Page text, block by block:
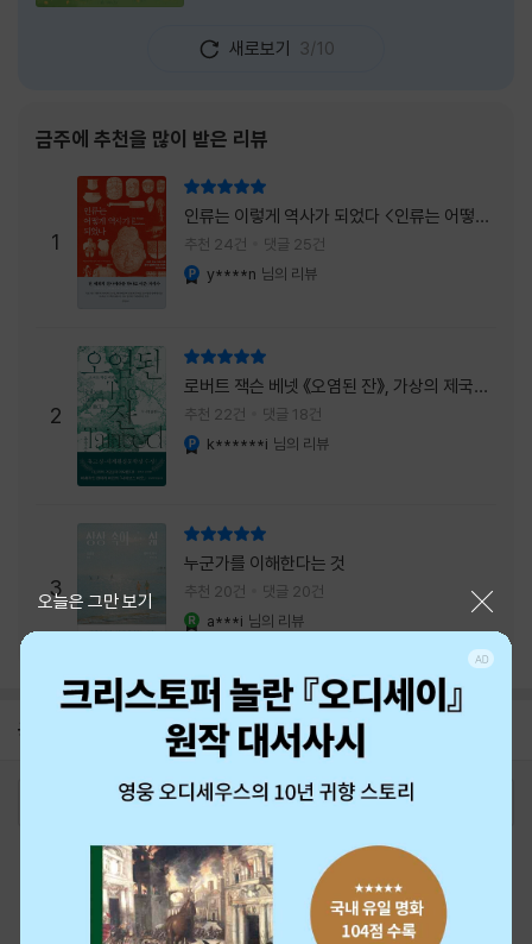
효율과 성과를 먼저 생각하는 사람이 되어간다.
『어쩌면 동화는 어른을 위한 것 2 – 지친 영혼
목을 보았을 때는 동화를 다시 읽는 감성 에세
이 정도로 생각했다. 하지만 책장을 넘길수록
깨닫게 된다. 동화는 아이들만을 위한 이야기가
아니라, 삶에 지친 어른들의 마음을 치유하는
가장 순수한 언어라는 사실을 말이다. 이 책은
익숙한
새로보기 3/10
금주에 추천을 많이 받은 리뷰
1
인류는 이렇게 역사가 되었다 <인류는 어떻게
역사가 되었나>
추천 24건 댓글 25건
y****n 님의 리뷰
2
로버트 잭슨 베넷 《오염된 잔》, 가상의 제국이
주는 실감과 미스터리 사건의 치밀함이 이루어
내는 최상의 시너지...
추천 22건 댓글 18건
k******i 님의 리뷰
3
누군가를 이해한다는 것
추천 20건 댓글 20건
a***i 님의 리뷰
공지 26년 NBCI 수상 안내
2026-08-01
오늘은 그만 보기
로그인 최근 본 상품 주문/배송
고객센터 1544-3800 티켓 1544-6399
중고샵 1566-4295
eBook 1:1문의/채팅상담
예스이십사(주) 사업자 정보